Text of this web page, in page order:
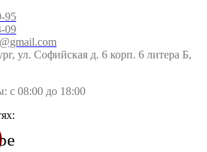
95
09
ул. Софийская д. 6 корп. 6 литера Б,
с 08:00 до 18:00